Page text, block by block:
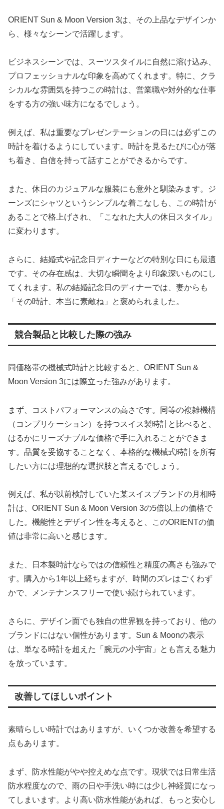
ORIENT Sun & Moon Version 3は、その上品なデザインか
ら、様々なシーンで活躍します。
ビジネスシーンでは、スーツスタイルに自然に溶け込み、
プロフェッショナルな印象を高めてくれます。特に、クラ
シカルな雰囲気を持つこの時計は、営業職や対外的な仕事
をする方の強い味方になるでしょう。
例えば、私は重要なプレゼンテーションの日には必ずこの
時計を着けるようにしています。時計を見るたびに心が落
ち着き、自信を持って話すことができるからです。
また、休日のカジュアルな服装にも意外と馴染みます。ジ
ーンズにシャツというシンプルな着こなしも、この時計が
あることで格上げされ、「こなれた大人の休日スタイル」
に変わります。
さらに、結婚式や記念日ディナーなどの特別な日にも最適
です。その存在感は、大切な瞬間をより印象深いものにし
てくれます。私の結婚記念日のディナーでは、妻からも
「その時計、本当に素敵ね」と褒められました。
競合製品と比較した際の強み
同価格帯の機械式時計と比較すると、ORIENT Sun &
Moon Version 3には際立った強みがあります。
まず、コストパフォーマンスの高さです。同等の複雑機構
（コンプリケーション）を持つスイス製時計と比べると、
はるかにリーズナブルな価格で手に入れることができま
す。品質を妥協することなく、本格的な機械式時計を所有
したい方には理想的な選択肢と言えるでしょう。
例えば、私が以前検討していた某スイスブランドの月相時
計は、ORIENT Sun & Moon Version 3の5倍以上の価格で
した。機能性とデザイン性を考えると、このORIENTの価
値は非常に高いと感じます。
また、日本製時計ならではの信頼性と精度の高さも強みで
す。購入から1年以上経ちますが、時間のズレはごくわず
かで、メンテナンスフリーで使い続けられています。
さらに、デザイン面でも独自の世界観を持っており、他の
ブランドにはない個性があります。Sun & Moonの表示
は、単なる時計を超えた「腕元の小宇宙」とも言える魅力
を放っています。
改善してほしいポイント
素晴らしい時計ではありますが、いくつか改善を希望する
点もあります。
まず、防水性能がやや控えめな点です。現状では日常生活
防水程度なので、雨の日や手洗い時には少し神経質になっ
てしまいます。より高い防水性能があれば、もっと安心し